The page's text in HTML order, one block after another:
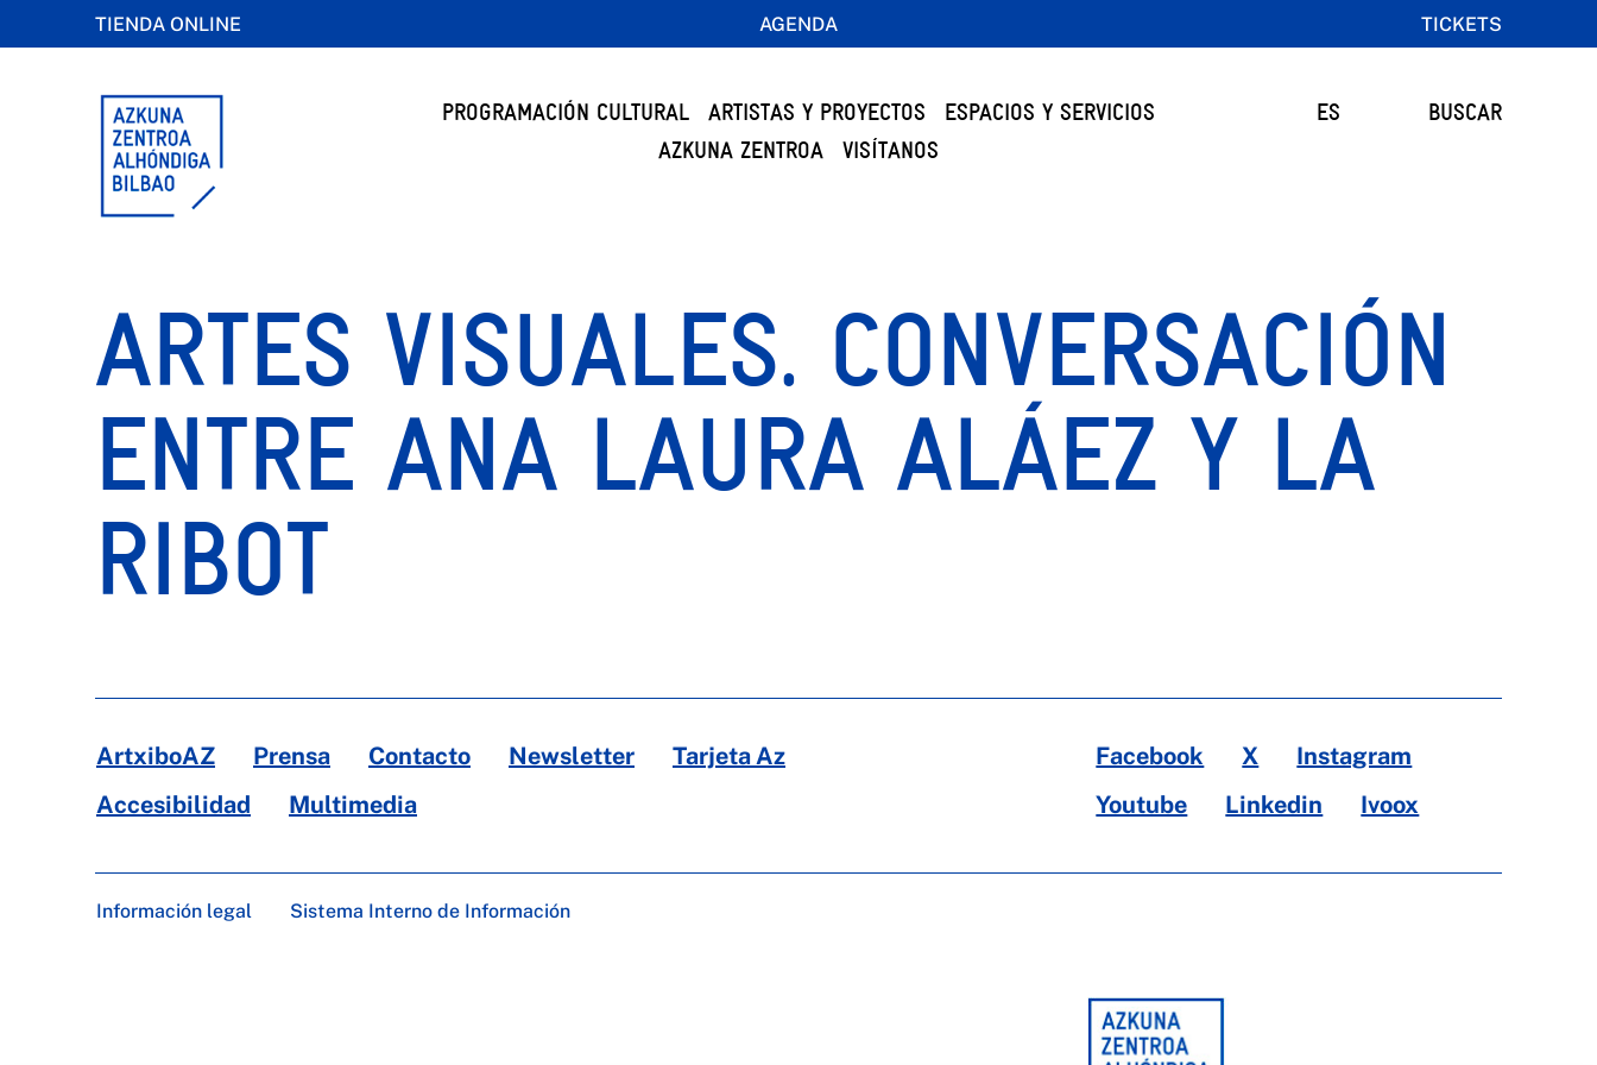
TIENDA ONLINE AGENDA TICKETS
PROGRAMACIÓN CULTURAL ARTISTAS Y PROYECTOS
ESPACIOS Y SERVICIOS
AZKUNA ZENTROA
VISÍTANOS
ES BUSCAR
ARTES VISUALES. CONVERSACIÓN
ENTRE ANA LAURA ALÁEZ Y LA
RIBOT
ArtxiboAZ Prensa Contacto Newsletter
Tarjeta Az
Accesibilidad
Multimedia
Facebook X
Instagram
Youtube
Linkedin Ivoox
Información legal Sistema Interno de Información